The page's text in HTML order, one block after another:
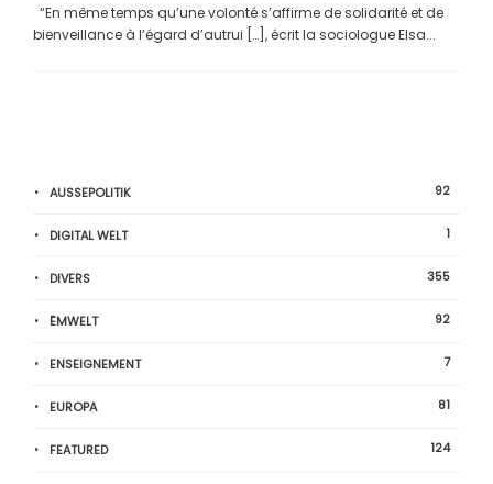
“En même temps qu’une volonté s’affirme de solidarité et de
bienveillance à l’égard d’autrui […], écrit la sociologue Elsa...
AUSSEPOLITIK 92
DIGITAL WELT 1
DIVERS 355
ËMWELT 92
ENSEIGNEMENT 7
EUROPA 81
FEATURED 124